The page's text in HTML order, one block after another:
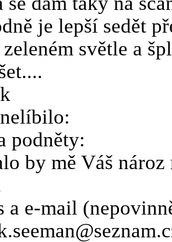
je lepší sedět
světle a
podněty:
by mě Váš
a e-mail